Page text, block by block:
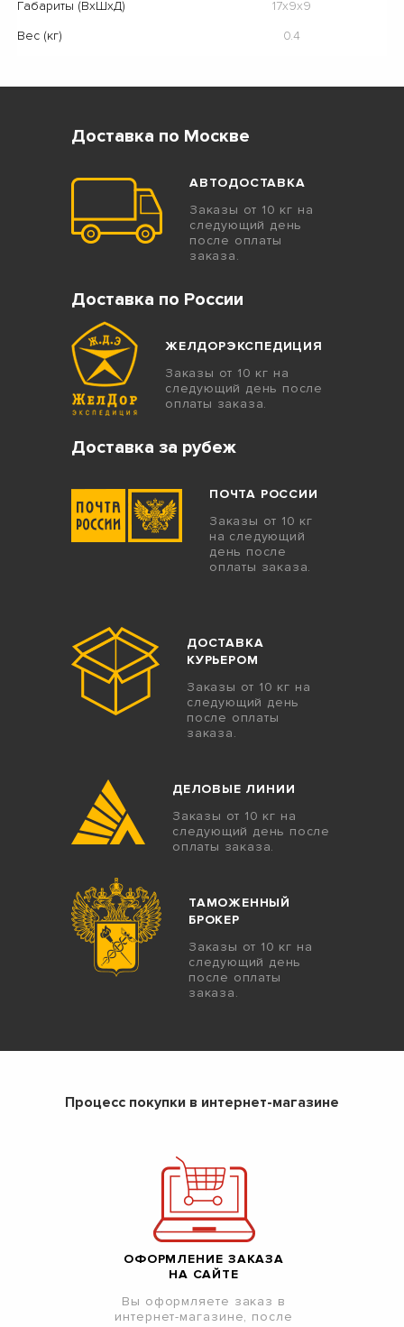
Габариты (ВхШхД)
17х9х9
Вес (кг)
0.4
Доставка по Москве
АВТОДОСТАВКА
Заказы от 10 кг на
следующий день
после оплаты
заказа.
Доставка по России
ЖЕЛДОРЭКСПЕДИЦИЯ
Заказы от 10 кг на
следующий день после
оплаты заказа.
Доставка за рубеж
ПОЧТА РОССИИ
Заказы от 10 кг
на следующий
день после
оплаты заказа.
ДОСТАВКА
КУРЬЕРОМ
Заказы от 10 кг на
следующий день
после оплаты
заказа.
ДЕЛОВЫЕ ЛИНИИ
Заказы от 10 кг на
следующий день после
оплаты заказа.
ТАМОЖЕННЫЙ
БРОКЕР
Заказы от 10 кг на
следующий день
после оплаты
заказа.
Процесс покупки в интернет-магазине
ОФОРМЛЕНИЕ ЗАКАЗА
НА САЙТЕ
Вы оформляете заказ в
интернет-магазине, после